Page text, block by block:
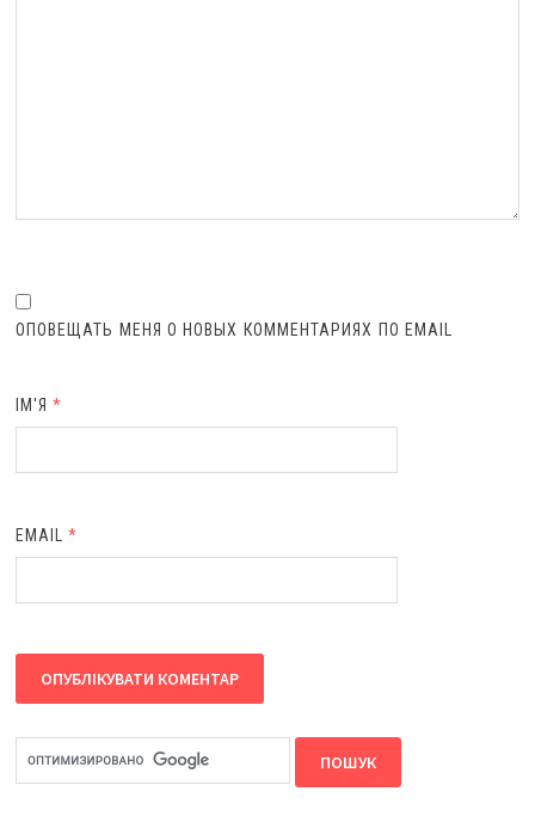
ОПОВЕЩАТЬ МЕНЯ О НОВЫХ КОММЕНТАРИЯХ ПО EMAIL
ІМ'Я*
EMAIL*